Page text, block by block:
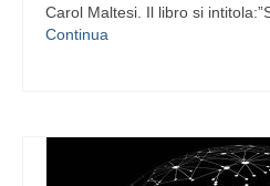
Carol Maltesi. Il libro si
Continua